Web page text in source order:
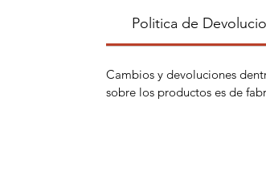
Politica de
Cambios y devoluciones
sobre los productos es de